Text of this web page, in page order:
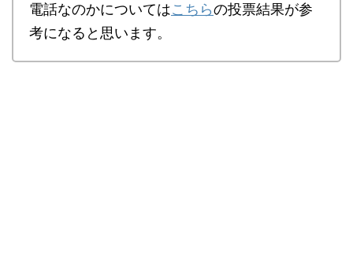
電話なのかについてはこちらの投票結果が参
考になると思います。